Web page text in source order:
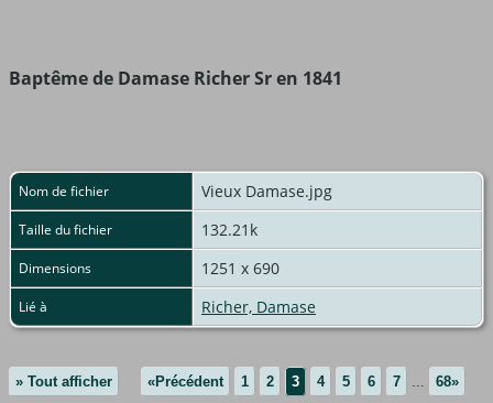
Baptême de Damase Richer Sr en 1841
Nom de fichier Vieux Damase.jpg
Taille du fichier 132.21k
Dimensions 1251 x 690
Lié à Richer, Damase
» Tout afficher «Précédent 1 2 3 4 5 6 7 68»